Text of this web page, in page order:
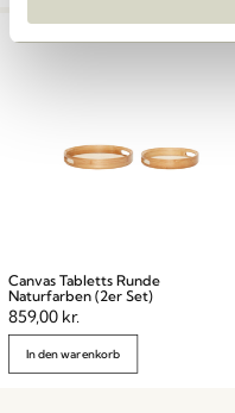
Canvas Tabletts Runde
Naturfarben (2er Set)
859,00 kr.
In den warenkorb